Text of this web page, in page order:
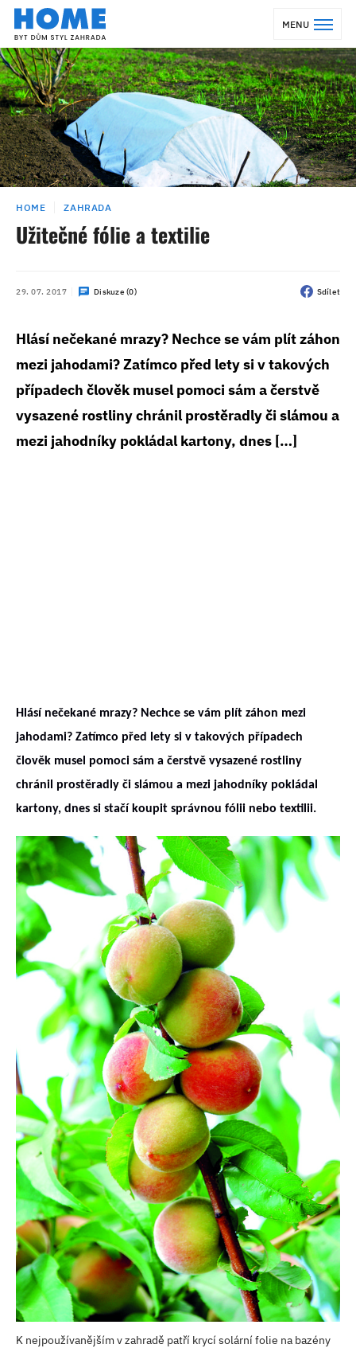
MENU
HOME ZAHRADA
Užitečné fólie a textilie
29. 07. 2017 Diskuze (0) Sdílet
Hlásí nečekané mrazy? Nechce se vám plít záhon
mezi jahodami? Zatímco před lety si v takových
případech člověk musel pomoci sám a čerstvě
vysazené rostliny chránil prostěradly či slámou a
mezi jahodníky pokládal kartony, dnes […]
Hlásí nečekané mrazy? Nechce se vám plít záhon mezi
jahodami? Zatímco před lety si v takových případech
člověk musel pomoci sám a čerstvě vysazené rostliny
chránil prostěradly či slámou a mezi jahodníky pokládal
kartony, dnes si stačí koupit správnou fólii nebo textilii.
K nejpoužívanějším v zahradě patří krycí solární folie na bazény